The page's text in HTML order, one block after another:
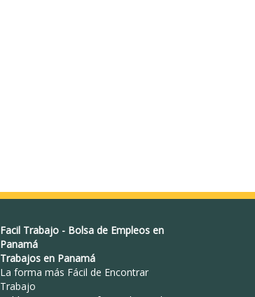
Facil Trabajo- Bolsa de Empleos en
Panamá
Trabajos en Panamá
La forma más Fácil de Encontrar
Trabajo